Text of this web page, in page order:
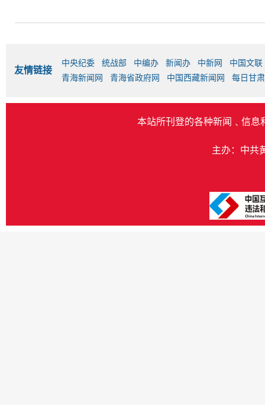
友情链接
中央纪委 统战部 中编办 新闻办 中新网
中国文联
青海新闻网
青海省政府网 中国西藏新闻网 每日甘
本站所刊登的各种新闻﹑信息
主办：中共